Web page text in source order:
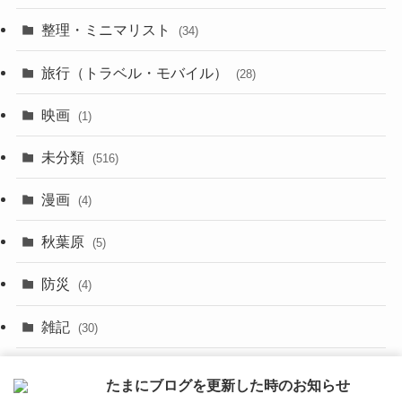
(8)
(9)
(3)
(3)
(6)
(20)
(31)
(27)
整理・ミニマリスト (34)
旅行（トラベル・モバイル） (28)
映画 (1)
未分類 (516)
漫画 (4)
秋葉原 (5)
防災 (4)
雑記 (30)
たまにブログを更新した時のお知らせ